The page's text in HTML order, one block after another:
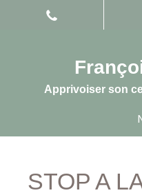
Apprivoiser son
STOP A